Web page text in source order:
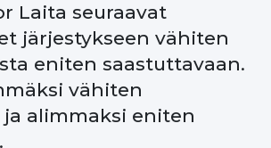
Laita seuraavat
järjestykseen vähiten
eniten saastuttavaan.
vähiten
alimmaksi eniten